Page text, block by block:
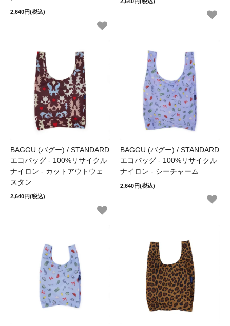
2,640円(税込)
BAGGU (バグー) / STANDARD
エコバッグ - 100%リサイクル
ナイロン - カットアウトウェ
スタン
2,640円(税込)
BAGGU (バグー) / STANDARD
エコバッグ - 100%リサイクル
ナイロン - シーチャーム
2,640円(税込)